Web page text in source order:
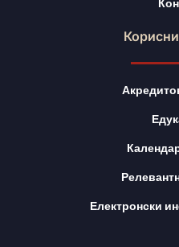
Електронски